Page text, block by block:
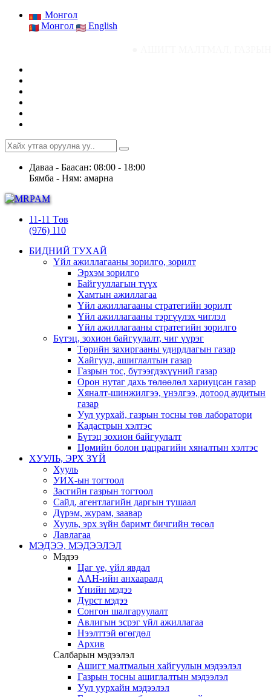
Монгол
Монгол
English
Даваа - Баасан: 08:00 - 18:00
Бямба - Ням: амарна
11-11 Төв
(976) 110
БИДНИЙ ТУХАЙ
Үйл ажиллагааны зорилго, зорилт
Эрхэм зорилго
Байгууллагын түүх
Хамтын ажиллагаа
Үйл ажиллагааны стратегийн зорилт
Үйл ажиллагааны тэргүүлэх чиглэл
Үйл ажиллагааны стратегийн зорилго
Бүтэц, зохион байгуулалт, чиг үүрэг
Төрийн захиргааны удирдлагын газар
Хайгуул, ашиглалтын газар
Газрын тос, бүтээгдэхүүний газар
Орон нутаг дахь төлөөлөл хариуцсан газар
Хяналт-шинжилгээ, үнэлгээ, дотоод аудитын
газар
Уул уурхай, газрын тосны төв лаборатори
Кадастрын хэлтэс
Бүтэц зохион байгуулалт
Цөмийн болон цацрагийн хяналтын хэлтэс
ХУУЛЬ, ЭРХ ЗҮЙ
Хууль
УИХ-ын тогтоол
Засгийн газрын тогтоол
Сайд, агентлагийн даргын тушаал
Дүрэм, журам, заавар
Хууль, эрх зүйн баримт бичгийн төсөл
Лавлагаа
МЭДЭЭ, МЭДЭЭЛЭЛ
Мэдээ
Цаг үе, үйл явдал
ААН-ийн анхааралд
Үнийн мэдээ
Дүрст мэдээ
Сонгон шалгаруулалт
Авлигын эсрэг үйл ажиллагаа
Нээлттэй өгөгдөл
Архив
Салбарын мэдээлэл
Ашигт малтмалын хайгуулын мэдээлэл
Газрын тосны ашиглалтын мэдээлэл
Уул уурхайн мэдээлэл